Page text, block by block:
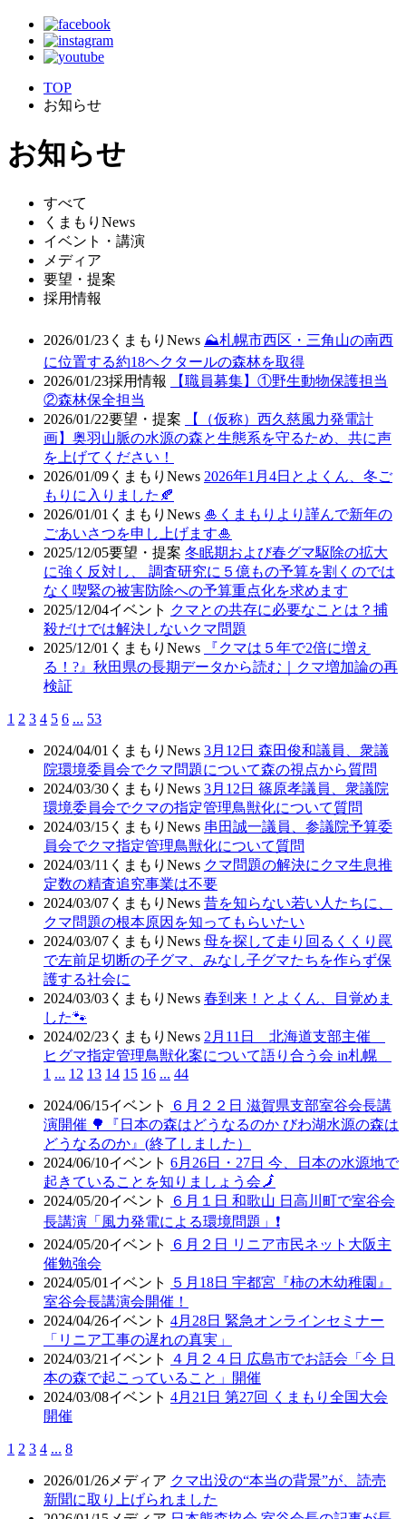
TOP
お知らせ
お知らせ
すべて
くまもりNews
イベント・講演
メディア
要望・提案
採用情報
2026/01/23 くまもりNews ⛰️札幌市西区・三角山の南西
に位置する約18ヘクタールの森林を取得
2026/01/23採用情報
【職員募集】①野生動物保護担当
②森林保全担当
2026/01/22要望・提案
【（仮称）西久慈風力発電計
画】奥羽山脈の水源の森と生態系を守るため、共に声
を上げてください！
2026/01/09 くまもりNews 2026年1月4日とよくん、冬ご
もりに入りました🍂
2026/01/01 くまもりNews 🎍くまもりより謹んで新年の
ごあいさつを申し上げます🎍
2025/12/05要望・提案 冬眠期および春グマ駆除の拡大
に強く反対し、 調査研究に５億もの予算を割くのでは
なく喫緊の被害防除への予算重点化を求めます
2025/12/04イベント クマとの共存に必要なことは？捕
殺だけでは解決しないクマ問題
2025/12/01 くまもりNews
『クマは５年で2倍に増え
る！?』秋田県の長期データから読む｜クマ増加論の再
検証
1 2 3 4 5 6 ... 53
2024/04/01 くまもりNews 3月12日 森田俊和議員、衆議
院環境委員会でクマ問題について森の視点から質問
2024/03/30 くまもりNews 3月12日 篠原孝議員、衆議院
環境委員会でクマの指定管理鳥獣化について質問
2024/03/15 くまもりNews 串田誠一議員、参議院予算委
員会でクマ指定管理鳥獣化について質問
2024/03/11 くまもりNews クマ問題の解決にクマ生息推
定数の精査追究事業は不要
2024/03/07 くまもりNews 昔を知らない若い人たちに、
クマ問題の根本原因を知ってもらいたい
2024/03/07 くまもりNews 母を探して走り回るくくり罠
で左前足切断の子グマ、みなし子グマたちを作らず保
護する社会に
2024/03/03 くまもりNews 春到来！とよくん、目覚めま
した🐾
2024/02/23 くまもりNews 2月11日 北海道支部主催
ヒグマ指定管理鳥獣化案について語り合う会 in札幌
1 ... 12 13 14 15 16 ... 44
2024/06/15イベント
６月２２日 滋賀県支部室谷会長講
演開催 🌳『日本の森はどうなるのか びわ湖水源の森は
どうなるのか』(終了しました）
2024/06/10イベント 6月26日・27日 今、日本の水源地で
起きていることを知りましょう会🗾
2024/05/20イベント
６月１日 和歌山 日高川町で室谷会
長講演「風力発電による環境問題」❗
2024/05/20イベント
６月２日 リニア市民ネット大阪主
催勉強会
2024/05/01 イベント
５月18日 宇都宮『柿の木幼稚園』
室谷会長講演会開催！
2024/04/26イベント 4月28日 緊急オンラインセミナー
「リニア工事の遅れの真実」
2024/03/21 イベント
４月２４日 広島市でお話会「今 日
本の森で起こっていること」開催
2024/03/08イベント 4月21日 第27回 くまもり全国大会
開催
1 2 3 4 ... 8
2026/01/26 メディア クマ出没の“本当の背景”が、読売
新聞に取り上げられました